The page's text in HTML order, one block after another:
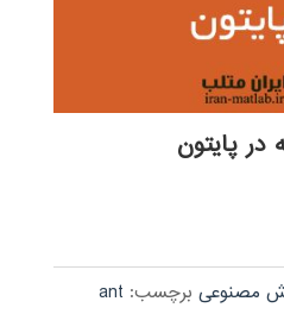
در پایتون
مصنوعی برچسب: ant